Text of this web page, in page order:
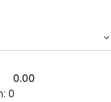
0.00
0